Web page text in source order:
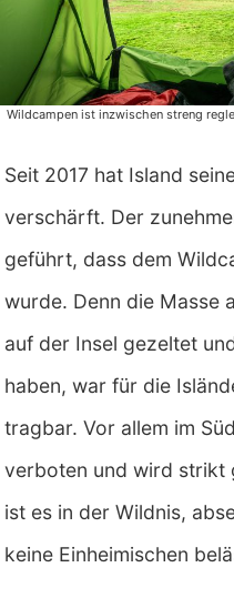
Wildcampen ist inzwischen streng
Seit 2017 hat Island
verschärft. Der
geführt, dass dem
wurde. Denn die Masse
auf der Insel gezeltet
haben, war für die
tragbar. Vor allem im
verboten und wird strikt
ist es in der Wildnis,
keine Einheimischen